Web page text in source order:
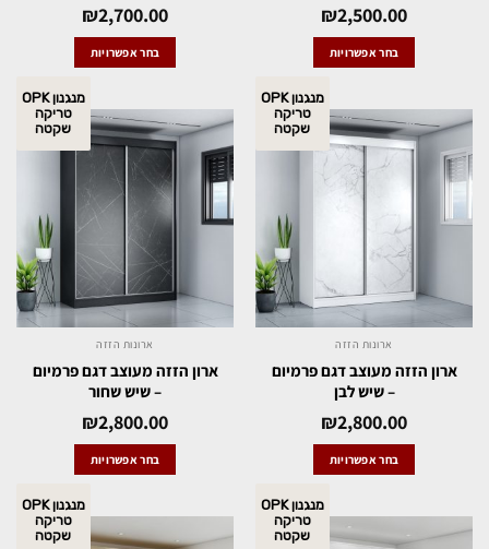
₪2,500.00
בחר אפשרויות
₪2,700.00
בחר אפשרויות
מנגנון OPK
טריקה
שקטה
ארונות הזזה
ארון הזזה מעוצב דגם פרמיום
– שיש לבן
₪2,800.00
בחר אפשרויות
מנגנון OPK
טריקה
שקטה
ארונות הזזה
ארון הזזה מעוצב דגם פרמיום
– שיש שחור
₪2,800.00
בחר אפשרויות
מנגנון OPK
טריקה
שקטה
מנגנון OPK
טריקה
שקטה